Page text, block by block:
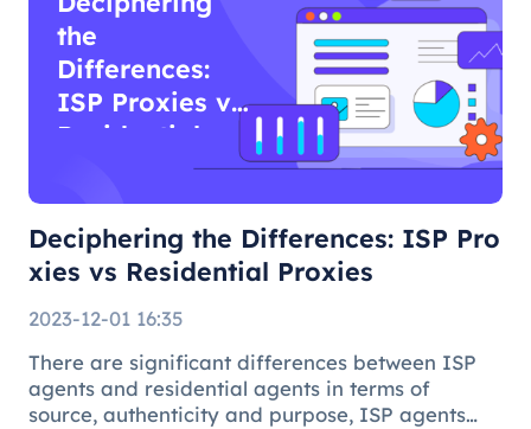
the
Differences:
ISP Proxies vs
Residential
Deciphering the Differences: ISP Pro
xies vs Residential Proxies
2023-12-01 16:35
There are significant differences between ISP
agents and residential agents in terms of
source, authenticity and purpose, ISP agents